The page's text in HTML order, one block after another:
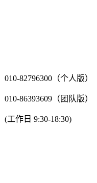
010-82796300（个人版）
010-86393609（团队版）
(工作日 9:30-18:30)